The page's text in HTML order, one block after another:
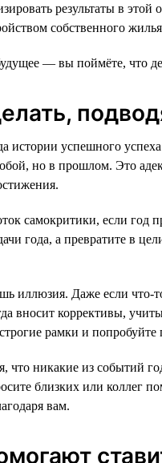
результаты в
собственного
— вы поймёте, что
истории успешного
но в прошлом. Это
самокритики, если год
года, а превратите в
иллюзия. Даже если что-
вносит коррективы,
рамки и попробуйте
что никакие из событий
близких или коллег
вам.